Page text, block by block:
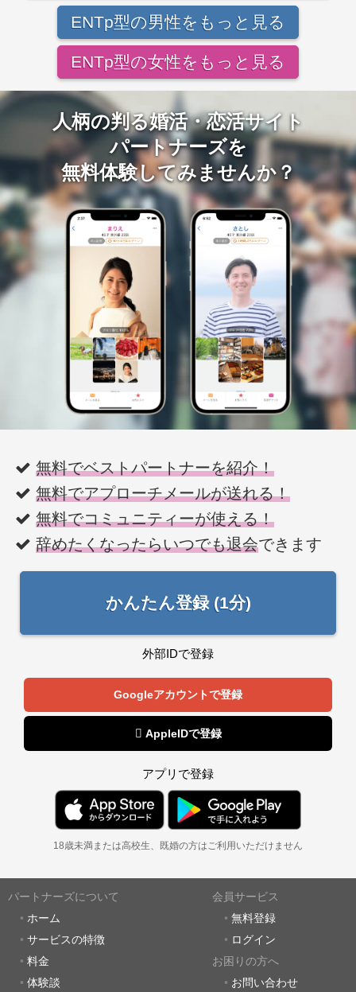
ENTp型の男性をもっと見る
ENTp型の女性をもっと見る
人柄の判る婚活・恋活サイト
パートナーズを
無料体験してみませんか？
無料でベストパートナーを紹介！
無料でアプローチメールが送れる！
無料でコミュニティーが使える！
辞めたくなったらいつでも退会できます
かんたん登録 (1分)
外部IDで登録
Googleアカウントで登録
 AppleIDで登録
アプリで登録
18歳未満または高校生、既婚の方はご利用いただけません
パートナーズについて
ホーム
サービスの特徴
料金
体験談
会員サービス
無料登録
ログイン
お困りの方へ
お問い合わせ